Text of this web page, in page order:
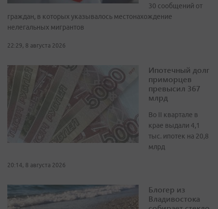
30 сообщений от
граждан, в которых указывалось местонахождение
нелегальных мигрантов
22:29, 8 августа 2026
Ипотечный долг
приморцев
превысил 367
млрд
Во II квартале в
крае выдали 4,1
тыс. ипотек на 20,8
млрд
20:14, 8 августа 2026
Блогер из
Владивостока